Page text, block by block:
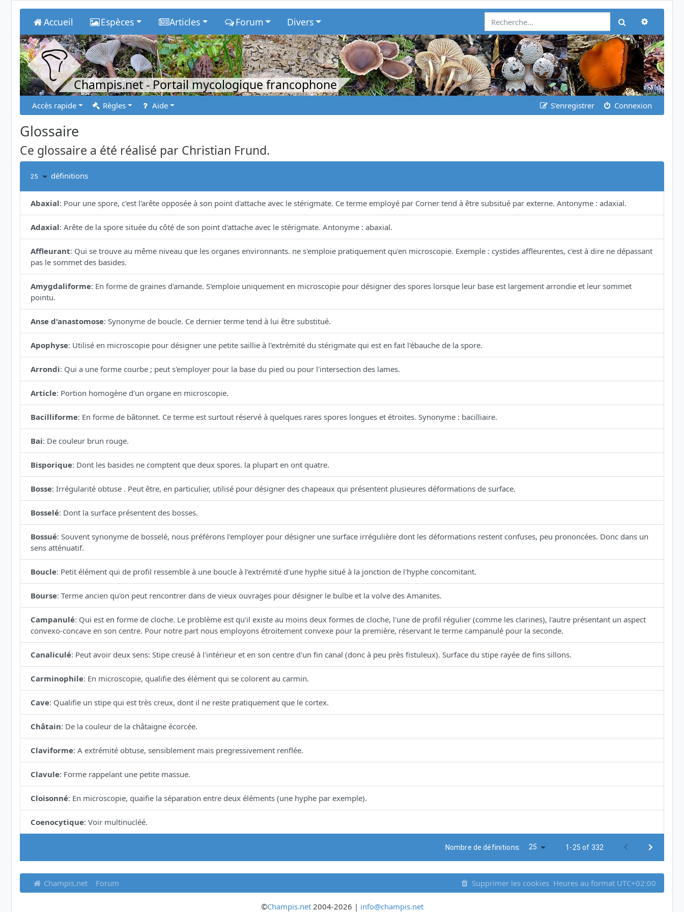
Accueil Espèces Articles Forum Divers Rechercher
Champis.net- Portail mycologique francophone
Accès rapide Règles Aide S’enregistrer Connexion
Glossaire
Ce glossaire a été réalisé par Christian Frund.
25 définitions
Abaxial: Pour une spore, c'est l'arête opposée à son point d'attache avec le stérigmate. Ce terme employé par Corner tend à être subsitué par externe. Antonyme : adaxial.
Adaxial: Arête de la spore située du côté de son point d'attache avec le stérigmate. Antonyme : abaxial.
Affleurant: Qui se trouve au même niveau que les organes environnants. ne s'emploie pratiquement qu'en microscopie. Exemple : cystides affleurentes, c'est à dire ne dépassant
pas le sommet des basides.
Amygdaliforme: En forme de graines d'amande. S'emploie uniquement en microscopie pour désigner des spores lorsque leur base est largement arrondie et leur sommet
pointu.
Anse d'anastomose: Synonyme de boucle. Ce dernier terme tend à lui être substitué.
Apophyse: Utilisé en microscopie pour désigner une petite saillie à l'extrémité du stérigmate qui est en fait l'ébauche de la spore.
Arrondi: Qui a une forme courbe ; peut s'employer pour la base du pied ou pour l'intersection des lames.
Article: Portion homogène d'un organe en microscopie.
Bacilliforme: En forme de bâtonnet. Ce terme est surtout réservé à quelques rares spores longues et étroites. Synonyme : bacilliaire.
Bai: De couleur brun rouge.
Bisporique: Dont les basides ne comptent que deux spores. la plupart en ont quatre.
Bosse: Irrégularité obtuse . Peut être, en particulier, utilisé pour désigner des chapeaux qui présentent plusieures déformations de surface.
Bosselé: Dont la surface présentent des bosses.
Bossué: Souvent synonyme de bosselé, nous préférons l'employer pour désigner une surface irrégulière dont les déformations restent confuses, peu prononcées. Donc dans un
sens atténuatif.
Boucle: Petit élément qui de profil ressemble à une boucle à l'extrémité d'une hyphe situé à la jonction de l'hyphe concomitant.
Bourse: Terme ancien qu'on peut rencontrer dans de vieux ouvrages pour désigner le bulbe et la volve des Amanites.
Campanulé: Qui est en forme de cloche. Le problème est qu'il existe au moins deux formes de cloche, l'une de profil régulier (comme les clarines), l'autre présentant un aspect
convexo-concave en son centre. Pour notre part nous employons étroitement convexe pour la première, réservant le terme campanulé pour la seconde.
Canaliculé: Peut avoir deux sens: Stipe creusé à l'intérieur et en son centre d'un fin canal (donc à peu près fistuleux). Surface du stipe rayée de fins sillons.
Carminophile: En microscopie, qualifie des élément qui se colorent au carmin.
Cave: Qualifie un stipe qui est très creux, dont il ne reste pratiquement que le cortex.
Châtain: De la couleur de la châtaigne écorcée.
Claviforme: A extrémité obtuse, sensiblement mais pregressivement renflée.
Clavule: Forme rappelant une petite massue.
Cloisonné: En microscopie, quaifie la séparation entre deux éléments (une hyphe par exemple).
Coenocytique: Voir multinucléé.
Nombre de définitions: 25 1-25 of 332
Champis.net Forum Supprimer les cookies Heures au format UTC+02:00
©Champis.net2004-2026 | info@champis.net